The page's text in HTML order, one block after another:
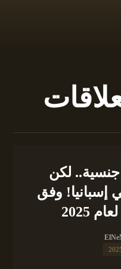
لكن
إسبانيا! وفق
2025